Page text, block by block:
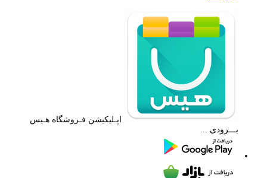
اپـلیکیشن فـروشگاه هـیس
بـــزودی ...